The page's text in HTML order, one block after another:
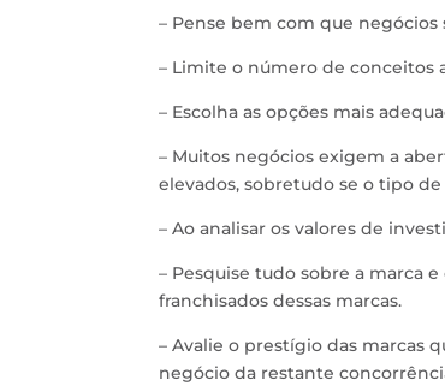
– Pense bem com que
– Limite o número de conceitos
– Escolha as opções mais
– Muitos negócios exigem a
elevados, sobretudo se o tipo
– Ao analisar os valores de
– Pesquise tudo sobre a marca
franchisados dessas marcas.
– Avalie o prestígio das marcas
negócio da restante